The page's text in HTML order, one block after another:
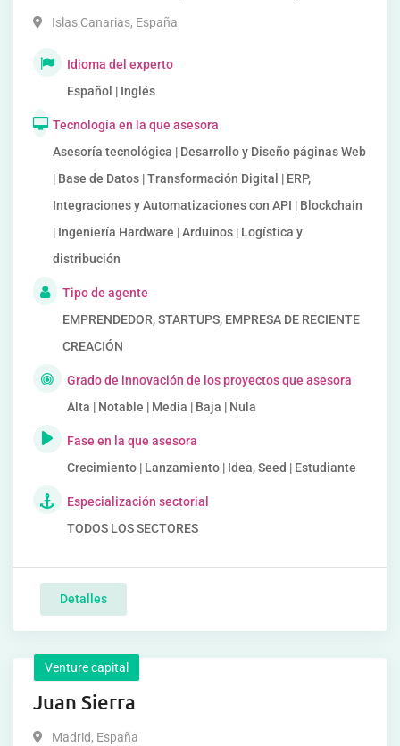
Islas Canarias, España
Idioma del experto
Español | Inglés
Tecnología en la que asesora
Asesoría tecnológica | Desarrollo y Diseño páginas Web
| Base de Datos | Transformación Digital | ERP,
Integraciones y Automatizaciones con API | Blockchain
| Ingeniería Hardware | Arduinos | Logística y
distribución
Tipo de agente
EMPRENDEDOR, STARTUPS, EMPRESA DE RECIENTE
CREACIÓN
Grado de innovación de los proyectos que asesora
Alta | Notable | Media | Baja | Nula
Fase en la que asesora
Crecimiento | Lanzamiento | Idea, Seed | Estudiante
Especialización sectorial
TODOS LOS SECTORES
Detalles
Venture capital
Juan Sierra
Madrid, España